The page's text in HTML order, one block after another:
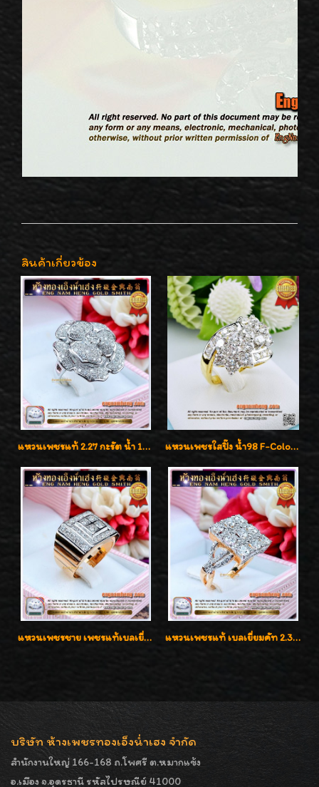
สินค้าเกี่ยวข้อง
แหวนเพชรแท้ 2.27 กะรัต น้ำ 100% เบลเยี่ยมคัท ลวดลายดอกกุหลาบหรู แหวนเพชรใสปิ๊ง น้ำ98 F-Color/VVS1 น้ำหนักเพชรรวม 2.56 กะรัต ใส่เต็มนิ้วเพชรเป็นน้ำเป็นเนื้อสวยมากๆค่ะ
แหวนเพชรชาย เพชรแท้เบลเยี่ยมคัท น้ำ100% D-Color/VVS 2.46 กะรัต แหวนเพชรแท้ เบลเยี่ยมคัท 2.39 กะรัต น้ำ 98 F-Color/VVS ดีไซน์หน้ากว้างหรูเต็มนิ้ว
บริษัท ห้างเพชรทองเอ็งน่ำเฮง จำกัด
สำนักงานใหญ่ 166-168 ถ.โพศรี ต.หมากแข้ง
อ.เมือง จ.อุดรธานี รหัสไปรษณีย์ 41000